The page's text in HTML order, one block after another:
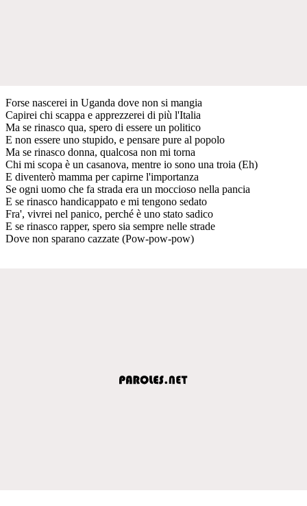
Forse nascerei in Uganda dove non si mangia
Capirei chi scappa e apprezzerei di più l'Italia
Ma se rinasco qua, spero di essere un politico
E non essere uno stupido, e pensare pure al popolo
Ma se rinasco donna, qualcosa non mi torna
Chi mi scopa è un casanova, mentre io sono una troia (Eh)
E diventerò mamma per capirne l'importanza
Se ogni uomo che fa strada era un moccioso nella pancia
E se rinasco handicappato e mi tengono sedato
Fra', vivrei nel panico, perché è uno stato sadico
E se rinasco rapper, spero sia sempre nelle strade
Dove non sparano cazzate (Pow-pow-pow)